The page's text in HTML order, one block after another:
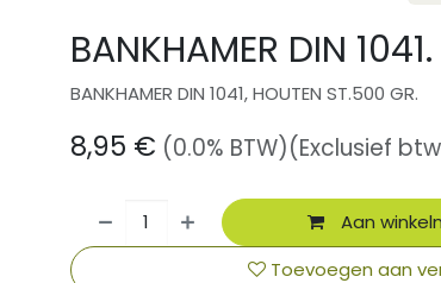
BANKHAMER DIN
BANKHAMER DIN 1041, HOUTEN ST.500 GR.
8,95 € (0.0% BTW)(Exclusief
Aan
Toevoegen aan